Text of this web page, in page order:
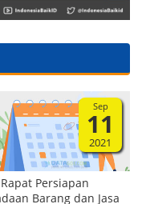
Sep
11
2021
Persiapan
Barang dan Jasa